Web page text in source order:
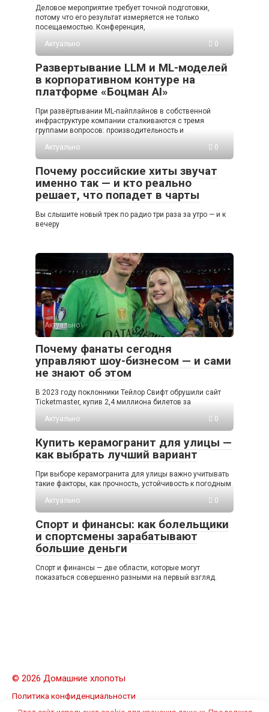
Деловое мероприятие требует точной подготовки,
потому что его результат измеряется не только
посещаемостью. Конференция,
Актуально
0
Развертывание LLM и ML-моделей
в корпоративном контуре на
платформе «Боцман AI»
При развёртывании ML-пайплайнов в собственной
инфраструктуре компании сталкиваются с тремя
группами вопросов: производительность и
Актуально
0
Почему российские хиты звучат
именно так — и кто реально
решает, что попадет в чарты
Вы слышите новый трек по радио три раза за утро — и к
вечеру
Актуально 0
Почему фанаты сегодня
управляют шоу-бизнесом — и сами
не знают об этом
В 2023 году поклонники Тейлор Свифт обрушили сайт
Ticketmaster, купив 2,4 миллиона билетов за
Актуально
0
Купить керамогранит для улицы —
как выбрать лучший вариант
При выборе керамогранита для улицы важно учитывать
такие факторы, как прочность, устойчивость к погодным
Актуально
0
Спорт и финансы: как болельщики
и спортсмены зарабатывают
большие деньги
Спорт и финансы — две области, которые могут
показаться совершенно разными на первый взгляд.
© 2026 Домашние хлопоты
Политика конфиденциальности